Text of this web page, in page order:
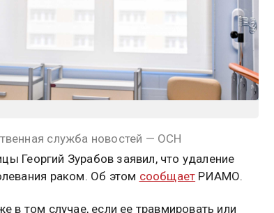
служба новостей — ОСН
Георгий Зурабов заявил, что удаление
раком. Об этом сообщает РИАМО.
в том случае, если ее травмировать или